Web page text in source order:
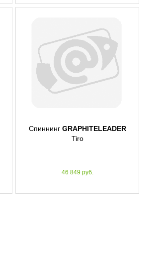
Спиннинг GRAPHITELEADER
Tiro
46 849 руб.